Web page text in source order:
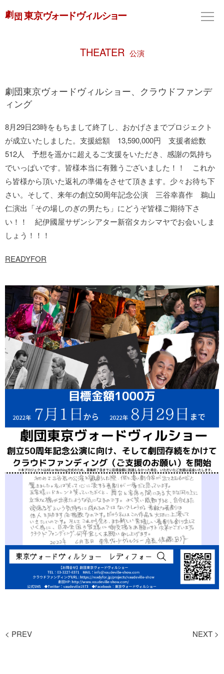
THEATER 公演
劇団東京ヴォードヴィルショー、クラウドファンデ
ィング
8月29日23時をもちまして終了し、おかげさまでプロジェクト
が成立いたしました。支援総額 13,590,000円 支援者総数
512人 予想を遥かに超えるご支援をいただき、感謝の気持ち
でいっぱいです。皆様本当に有難うございました！！ これか
ら皆様から頂いた返礼の準備をさせて頂きます。少々お待ち下
さい。そして、来年の創立50周年記念公演 三谷幸喜作 鵜山
仁演出「その場しのぎの男たち」にどうぞ皆様ご期待下さ
い！！ 紀伊國屋サザンシアター新宿タカシマヤでお会いしま
しょう！！！
READYFOR
< PREV NEXT >